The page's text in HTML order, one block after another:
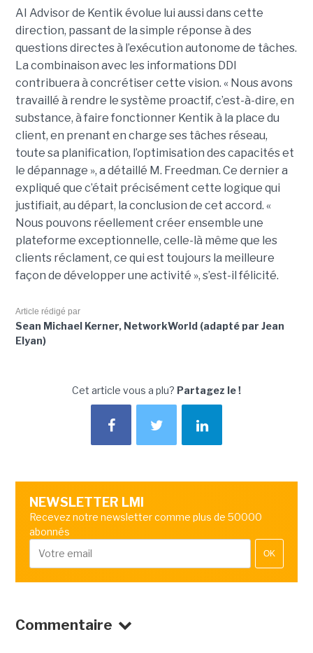
AI Advisor de Kentik évolue lui aussi dans cette
direction, passant de la simple réponse à des
questions directes à l’exécution autonome de tâches.
La combinaison avec les informations DDI
contribuera à concrétiser cette vision. « Nous avons
travaillé à rendre le système proactif, c’est-à-dire, en
substance, à faire fonctionner Kentik à la place du
client, en prenant en charge ses tâches réseau,
toute sa planification, l’optimisation des capacités et
le dépannage », a détaillé M. Freedman. Ce dernier a
expliqué que c’était précisément cette logique qui
justifiait, au départ, la conclusion de cet accord. «
Nous pouvons réellement créer ensemble une
plateforme exceptionnelle, celle-là même que les
clients réclament, ce qui est toujours la meilleure
façon de développer une activité », s’est-il félicité.
Article rédigé par
Sean Michael Kerner, NetworkWorld (adapté par Jean
Elyan)
Cet article vous a plu? Partagez le !
NEWSLETTER LMI
Recevez notre newsletter comme plus de 50000
abonnés
OK
Commentaire